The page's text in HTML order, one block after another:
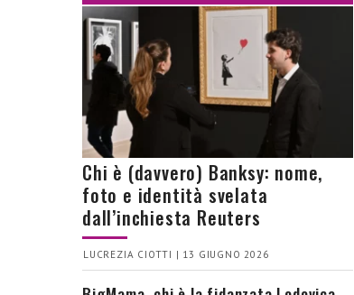
Chi è (davvero) Banksy: nome,
foto e identità svelata
dall’inchiesta Reuters
LUCREZIA CIOTTI | 13 GIUGNO 2026